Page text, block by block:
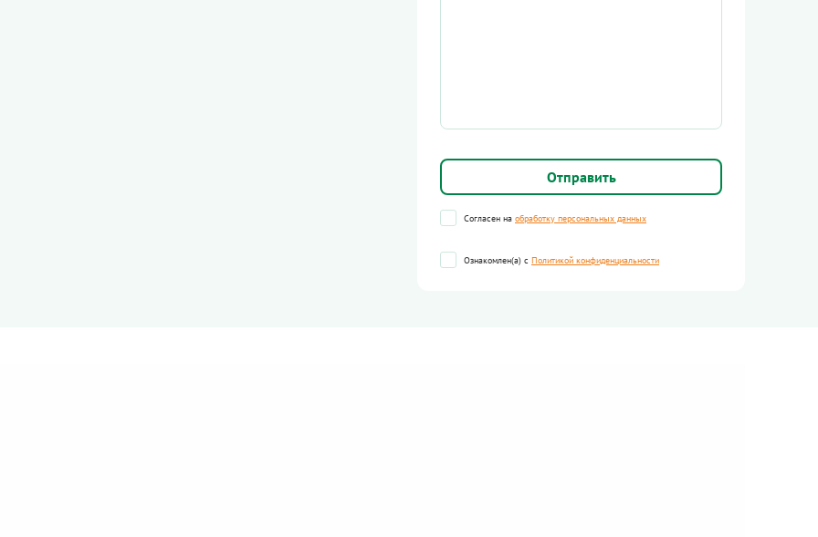
Согласен на обработку персональных данных
Ознакомлен(а) с Политикой конфиденциальности